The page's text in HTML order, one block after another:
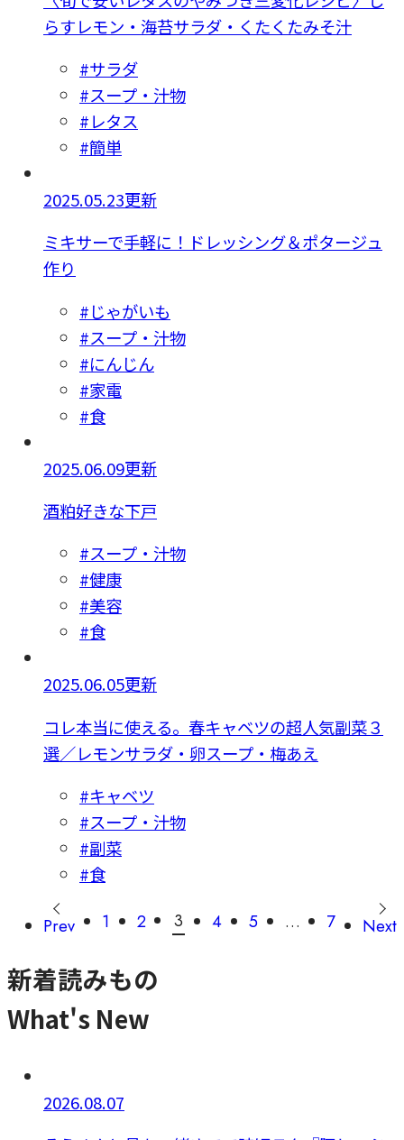
らすレモン・海苔サラダ・くたくたみそ汁
#サラダ
#スープ・汁物
#レタス
#簡単
2025.05.23更新
ミキサーで手軽に！ドレッシング＆ポタージュ
作り
#じゃがいも
#スープ・汁物
#にんじん
#家電
#食
2025.06.09更新
酒粕好きな下戸
#スープ・汁物
#健康
#美容
#食
2025.06.05更新
コレ本当に使える。春キャベツの超人気副菜３
選／レモンサラダ・卵スープ・梅あえ
#キャベツ
#スープ・汁物
#副菜
#食
Prev 1 2 3 4 5 … 7 Next
新着読みもの
What's New
2026.08.07